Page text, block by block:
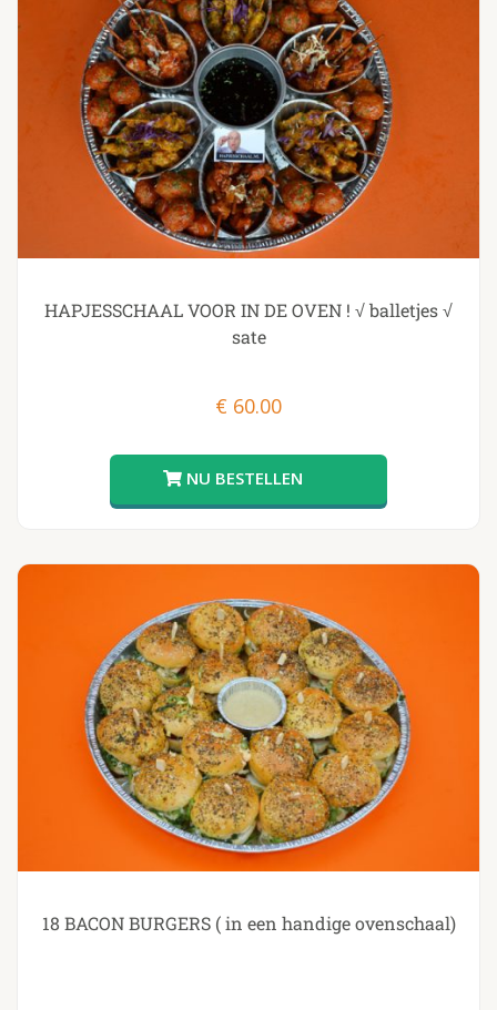
HAPJESSCHAAL VOOR IN DE OVEN ! √ balletjes √
sate
€ 60.00
18 BACON BURGERS ( in een handige ovenschaal)